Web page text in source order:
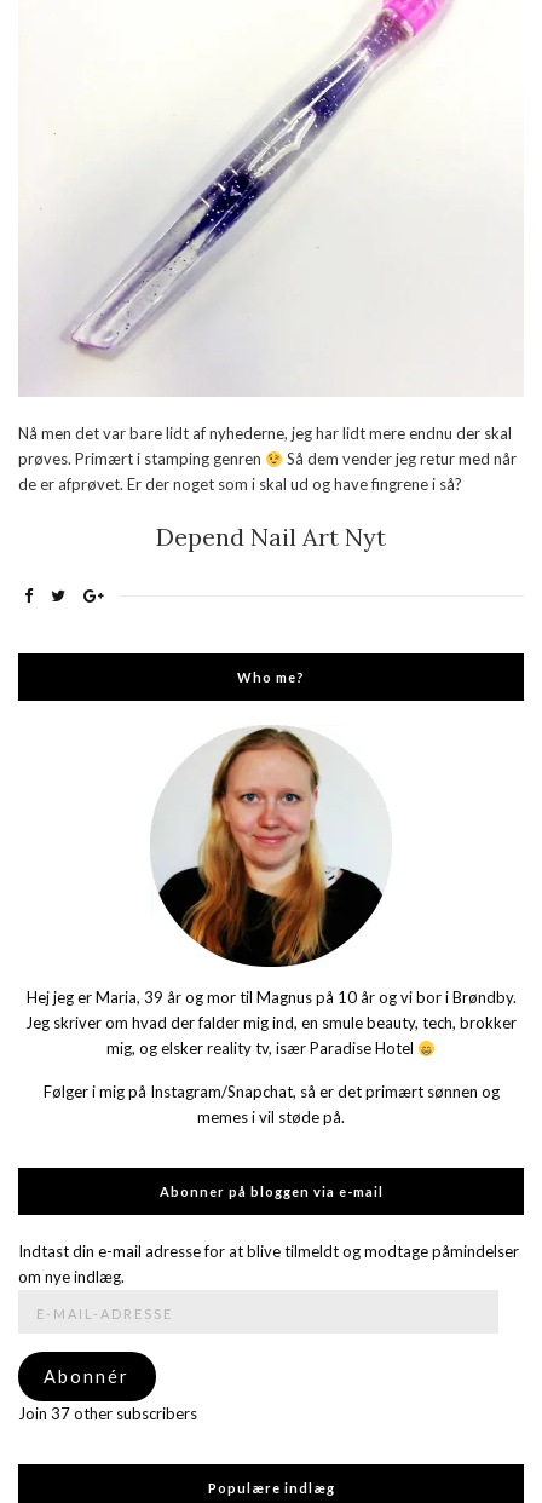
Nå men det var bare lidt af nyhederne, jeg har lidt mere endnu der skal
prøves. Primært i stamping genren
Så dem vender jeg retur med når
de er afprøvet. Er der noget som i skal ud og have fingrene i så?
Depend Nail Art Nyt
Who me?
Hej jeg er Maria, 39 år og mor til Magnus på 10 år og vi bor i Brøndby.
Jeg skriver om hvad der falder mig ind, en smule beauty, tech, brokker
mig, og elsker reality tv, især Paradise Hotel
Følger i mig på Instagram/Snapchat, så er det primært sønnen og
memes i vil støde på.
Abonner på bloggen via e-mail
Indtast din e-mail adresse for at blive tilmeldt og modtage påmindelser
om nye indlæg.
adresse
Abonnér
Join 37 other subscribers
Populære indlæg